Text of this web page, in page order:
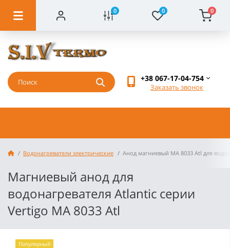
0 0 0
+38 067-17-04-754
Заказать звонок
Водонагреватели электрические Анод магниевый МА 8033 Atl для
Магниевый анод для
водонагревателя Atlantiс серии
Vertigo МА 8033 Atl
Популярный